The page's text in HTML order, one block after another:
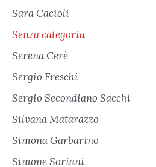
Sara Cacioli
Senza categoria
Serena Cerè
Sergio Freschi
Sergio Secondiano Sacchi
Silvana Matarazzo
Simona Garbarino
Simone Soriani